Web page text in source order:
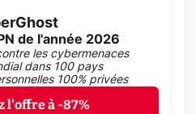
de l'année 2026
les cybermenaces
dans 100 pays
100% privées
l'offre à -87%